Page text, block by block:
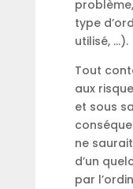
type
utilisé, …).
Tout
aux
et sous
ne
d’un
par